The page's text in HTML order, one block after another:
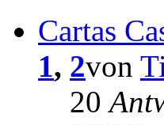
Cartas
1, 2von
20